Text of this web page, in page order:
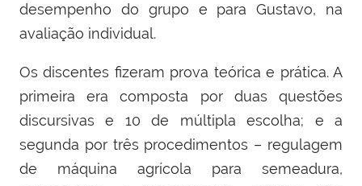
desempenho do grupo e para Gustavo, na
avaliação individual.
Os discentes fizeram prova teórica e prática. A
primeira era composta por duas questões
discursivas e 10 de múltipla escolha; e a
segunda por três procedimentos – regulagem
de máquina agrícola para semeadura,